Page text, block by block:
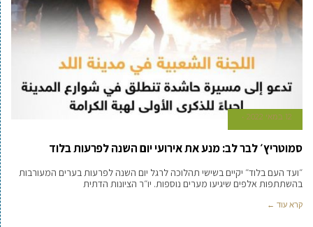
12 במאי 2022
סמוטריץ׳ לבר לב: מנע את אירועי יום השנה לפרעות בלוד
״ועד העם בלוד״ יקיים בשישי תהלוכה לרגל יום השנה לפרעות בערים המעורבות
בהשתתפות אלפים שיגיעו מערים נוספות. יו״ר הציונות הדתית
קרא עוד ←